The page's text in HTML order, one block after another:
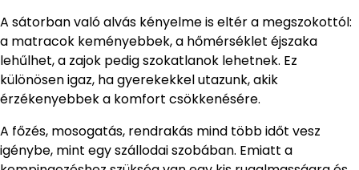
A sátorban való alvás kényelme is eltér a megszokottól:
a matracok keményebbek, a hőmérséklet éjszaka
lehűlhet, a zajok pedig szokatlanok lehetnek. Ez
különösen igaz, ha gyerekekkel utazunk, akik
érzékenyebbek a komfort csökkenésére.
A főzés, mosogatás, rendrakás mind több időt vesz
igénybe, mint egy szállodai szobában. Emiatt a